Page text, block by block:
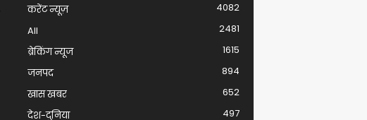
करेंट न्यूज़
4082
All
2481
ब्रेकिंग न्यूज
1615
जनपद
894
खास खबर
652
देश-दुनिया
497